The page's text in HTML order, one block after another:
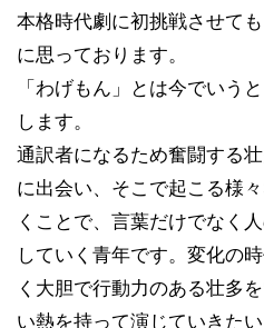
本格時代劇に初挑戦させて
に思っております。
「わげもん」とは今でいう
します。
通訳者になるため奮闘する
に出会い、そこで起こる様
くことで、言葉だけでなく
していく青年です。変化の
く大胆で行動力のある壮多
い熱を持って演じていきたい